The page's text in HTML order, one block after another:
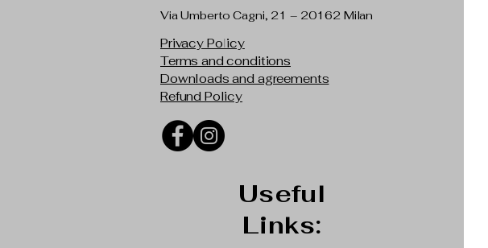
Via Umberto Cagni, 21 – 20162 Milan
Privacy Policy
Terms and conditions
Downloads and agreements
Refund Policy
Useful
Links: